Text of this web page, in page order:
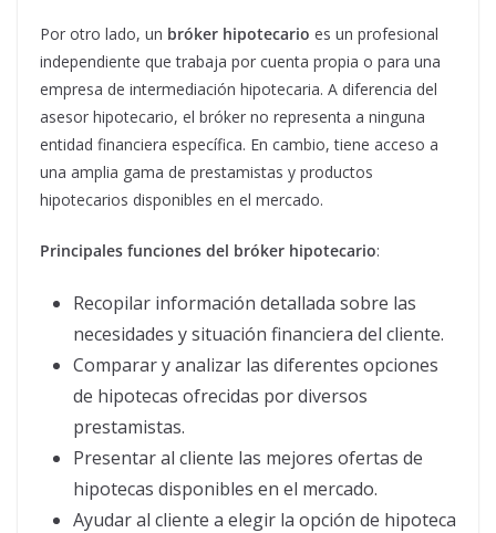
Por otro lado, un bróker hipotecario es un profesional
independiente que trabaja por cuenta propia o para una
empresa de intermediación hipotecaria. A diferencia del
asesor hipotecario, el bróker no representa a ninguna
entidad financiera específica. En cambio, tiene acceso a
una amplia gama de prestamistas y productos
hipotecarios disponibles en el mercado.
Principales funciones del bróker hipotecario:
Recopilar información detallada sobre las
necesidades y situación financiera del cliente.
Comparar y analizar las diferentes opciones
de hipotecas ofrecidas por diversos
prestamistas.
Presentar al cliente las mejores ofertas de
hipotecas disponibles en el mercado.
Ayudar al cliente a elegir la opción de hipoteca